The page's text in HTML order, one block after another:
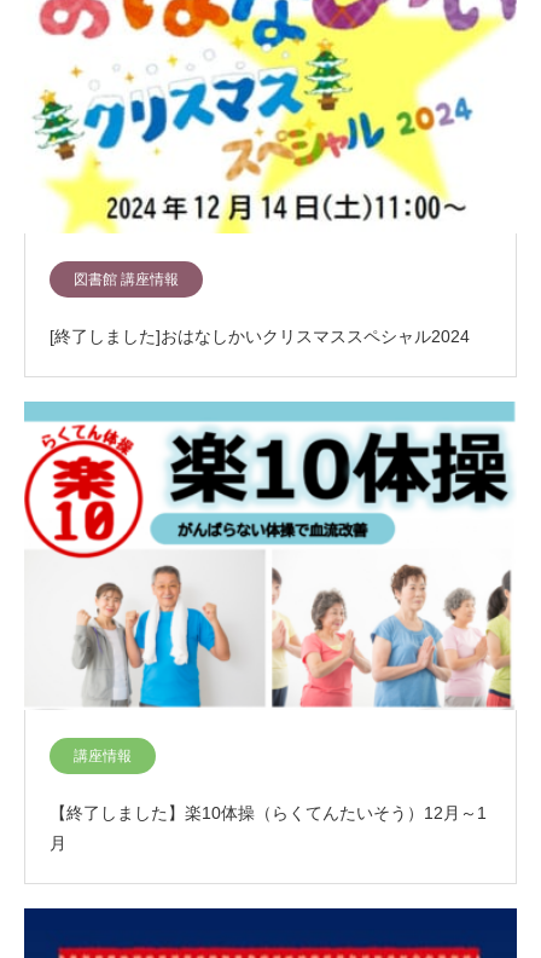
図書館 講座情報
[終了しました]おはなしかいクリスマススペシャル2024
講座情報
【終了しました】楽10体操（らくてんたいそう）12月～1
月